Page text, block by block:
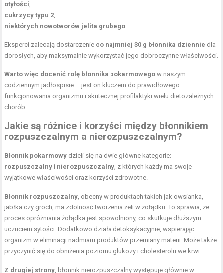
otyłości,
cukrzycy typu 2,
niektórych nowotworów jelita grubego.
Eksperci zalecają dostarczenie co najmniej 30 g błonnika dziennie dla
dorosłych, aby maksymalnie wykorzystać jego dobroczynne właściwości.
Warto więc docenić rolę błonnika pokarmowego w naszym
codziennym jadłospisie – jest on kluczem do prawidłowego
funkcjonowania organizmu i skutecznej profilaktyki wielu dietozależnych
chorób.
Jakie są różnice i korzyści między błonnikiem
rozpuszczalnym a nierozpuszczalnym?
Błonnik pokarmowy dzieli się na dwie główne kategorie:
rozpuszczalny i nierozpuszczalny, z których każdy ma swoje
wyjątkowe właściwości oraz korzyści zdrowotne.
Błonnik rozpuszczalny, obecny w produktach takich jak owsianka,
jabłka czy groch, ma zdolność tworzenia żeli w żołądku. To sprawia, że
proces opróżniania żołądka jest spowolniony, co skutkuje dłuższym
uczuciem sytości. Dodatkowo działa detoksykacyjnie, wspierając
organizm w eliminacji nadmiaru produktów przemiany materii. Może także
przyczynić się do obniżenia poziomu glukozy i cholesterolu we krwi.
Z drugiej strony, błonnik nierozpuszczalny występuje głównie w